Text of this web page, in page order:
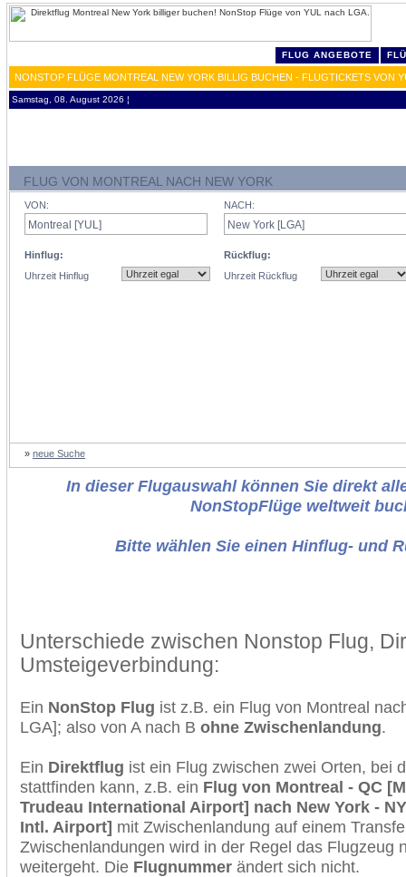
FLUG ANGEBOTE
NONSTOP FLÜGE MONTREAL NEW YORK BILLIG BUCHEN - FLUGTICKETS VON
Samstag, 08. August 2026 ¦
FLUG VON MONTREAL NACH NEW YORK
VON:
Hinflug:
Uhrzeit Hinflug
NACH:
Rückflug:
Uhrzeit Rückflug
» neue Suche
In dieser Flugauswahl können Sie direkt
NonStopFlüge weltweit
Bitte wählen Sie einen Hinflug- und
Unterschiede zwischen Nonstop Flug,
Umsteigeverbindung:
Ein NonStop Flug ist z.B. ein Flug von Montreal
LGA]; also von A nach B ohne Zwischenlandung.
Ein Direktflug ist ein Flug zwischen zwei Orten, bei
stattfinden kann, z.B. ein Flug von Montreal - QC
Trudeau International Airport] nach New York -
Intl. Airport] mit Zwischenlandung auf einem
Zwischenlandungen wird in der Regel das Flugzeug
weitergeht. Die Flugnummer ändert sich nicht.